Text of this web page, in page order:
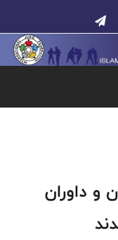
و داوران